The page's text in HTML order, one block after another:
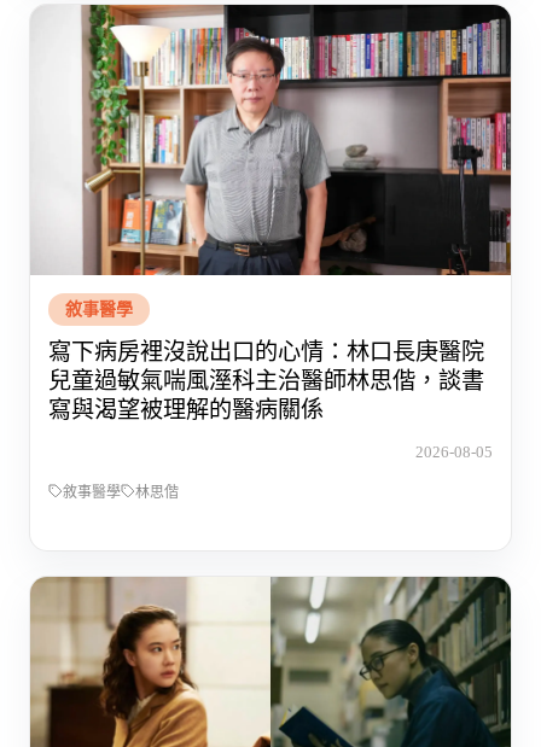
敘事醫學
寫下病房裡沒說出口的心情：林口長庚醫院
兒童過敏氣喘風溼科主治醫師林思偕，談書
寫與渴望被理解的醫病關係
2026-08-05
敘事醫學 林思偕